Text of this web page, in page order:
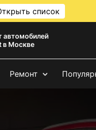
список
автомобилей
в Москве
Ремонт